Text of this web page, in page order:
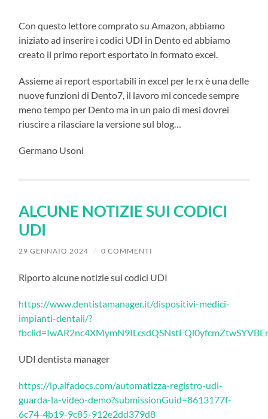
Con questo lettore comprato su Amazon, abbiamo
iniziato ad inserire i codici UDI in Dento ed abbiamo
creato il primo report esportato in formato excel.
Assieme ai report esportabili in excel per le rx è una delle
nuove funzioni di Dento7, il lavoro mi concede sempre
meno tempo per Dento ma in un paio di mesi dovrei
riuscire a rilasciare la versione sul blog…
Germano Usoni
ALCUNE NOTIZIE SUI CODICI
UDI
29 GENNAIO 2024 / 0 COMMENTI
Riporto alcune notizie sui codici UDI
https://www.dentistamanager.it/dispositivi-medici-
impianti-dentali/?
UDI dentista manager
https://lp.alfadocs.com/automatizza-registro-udi-
guarda-la-video-demo?submissionGuid=8613177f-
6c74-4b19-9c85-912e2dd379d8